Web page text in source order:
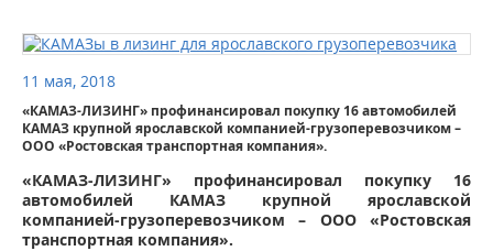
ЗАПАСНЫЕ ЧАСТИ
РЕМОНТ ДВИГАТЕЛЕЙ КАМАЗ
ФОТОГАЛЕРЕЯ
11 мая, 2018
«КАМАЗ-ЛИЗИНГ» профинансировал покупку 16 автомобилей
КАМАЗ крупной ярославской компанией-грузоперевозчиком –
ООО «Ростовская транспортная компания».
«КАМАЗ-ЛИЗИНГ» профинансировал покупку 16
автомобилей КАМАЗ крупной ярославской
компанией-грузоперевозчиком – ООО «Ростовская
транспортная компания».